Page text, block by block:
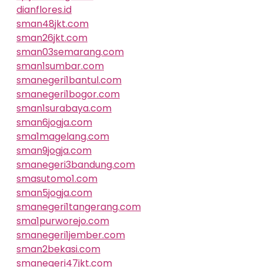
dianflores.id
sman48jkt.com
sman26jkt.com
sman03semarang.com
sman1sumbar.com
smanegeri1bantul.com
smanegeri1bogor.com
sman1surabaya.com
sman6jogja.com
sma1magelang.com
sman9jogja.com
smanegeri3bandung.com
smasutomo1.com
sman5jogja.com
smanegeri1tangerang.com
sma1purworejo.com
smanegeri1jember.com
sman2bekasi.com
smanegeri47jkt.com